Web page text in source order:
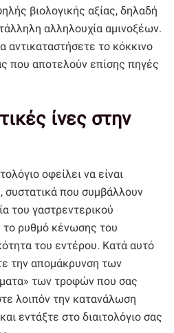
βιολογικής αξίας, δηλαδή
αλληλουχία αμινοξέων.
αντικαταστήσετε το κόκκινο
που αποτελούν επίσης πηγές
ίνες στην
οφείλει να είναι
συστατικά που συμβάλλουν
του γαστρεντερικού
το ρυθμό κένωσης του
του εντέρου. Κατά αυτό
την απομάκρυνση των
των τροφών που σας
λοιπόν την κατανάλωση
εντάξτε στο διαιτολόγιο σας